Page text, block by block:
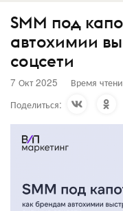
SMM под
автохимии
соцсети
7 Окт 2025 Время
Поделиться: